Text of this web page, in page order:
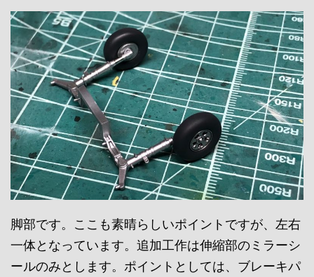
脚部です。ここも素晴らしいポイントですが、左右
一体となっています。追加工作は伸縮部のミラーシ
ールのみとします。ポイントとしては、ブレーキパ